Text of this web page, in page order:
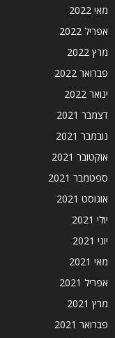
מאי 2022
אפריל 2022
מרץ 2022
פברואר 2022
ינואר 2022
דצמבר 2021
נובמבר 2021
אוקטובר 2021
ספטמבר 2021
אוגוסט 2021
יולי 2021
יוני 2021
מאי 2021
אפריל 2021
מרץ 2021
פברואר 2021